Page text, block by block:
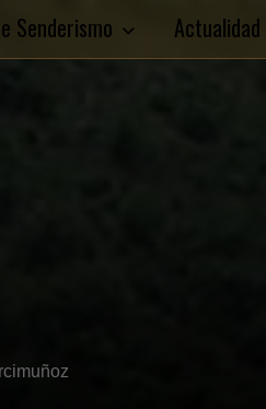
Senderismo Actualidad